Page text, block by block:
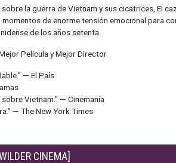
la guerra de Vietnam y sus cicatrices, El
de enorme tensión emocional para
de los años setenta.
Película y Mejor Director
— El País
Vietnam.” — Cinemanía
— The New York Times
CINEMA]